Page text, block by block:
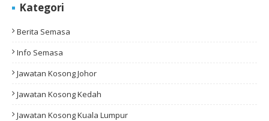
Kategori
Berita Semasa
Info Semasa
Jawatan Kosong Johor
Jawatan Kosong Kedah
Jawatan Kosong Kuala Lumpur